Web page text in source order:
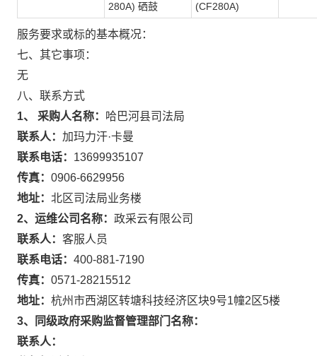
280A) 硒鼓
(CF280A)
服务要求或标的基本概况：
七、其它事项：
无
八、联系方式
1、 采购人名称： 哈巴河县司法局
联系人： 加玛力汗·卡曼
联系电话： 13699935107
传真： 0906-6629956
地址： 北区司法局业务楼
2、运维公司名称： 政采云有限公司
联系人： 客服人员
联系电话： 400-881-7190
传真： 0571-28215512
地址： 杭州市西湖区转塘科技经济区块9号1幢2区5楼
3、同级政府采购监督管理部门名称：
联系人：